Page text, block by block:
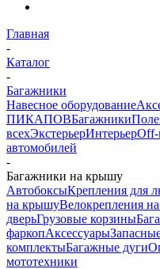
Главная
-
Каталог
-
Багажники
Навесное оборудование
ПИКАПОВБагажники
всехЭкстерьерИнтерьерOff-
автомобилей
-
Багажники на крышу
АвтобоксыКрепления для
на крышуВелокрепления
дверьГрузовые корзины
фаркопАксессуары
комплектыБагажные дуги
мототехники